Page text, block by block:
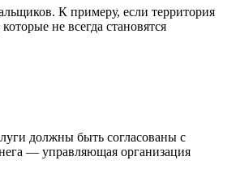
К примеру, если территория
не всегда становятся
должны быть согласованы с
— управляющая организация